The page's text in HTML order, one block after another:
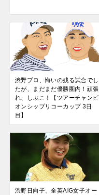
渋野プロ、悔いの残る試合でし
たが、まだまだ優勝圏内！頑張
れ、しぶこ！【ツアーチャンピ
オンシップリコーカップ 3日
目】
渋野日向子、全英AIG女子オー